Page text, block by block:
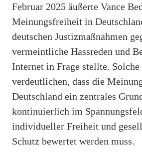
Februar 2025 äußerte Vance
Meinungsfreiheit in
deutschen Justizmaßnahmen
vermeintliche Hassreden und
Internet in Frage stellte. Solche
verdeutlichen, dass die
Deutschland ein zentrales
kontinuierlich im
individueller Freiheit und
Schutz bewertet werden muss.